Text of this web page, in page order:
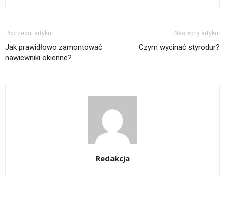
Poprzedni artykuł
Jak prawidłowo zamontować
nawiewniki okienne?
Następny artykuł
Czym wycinać styrodur?
Redakcja